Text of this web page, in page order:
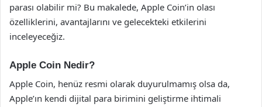
parası olabilir mi? Bu makalede, Apple Coin’in olası
özelliklerini, avantajlarını ve gelecekteki etkilerini
inceleyeceğiz.
Apple Coin Nedir?
Apple Coin, henüz resmi olarak duyurulmamış olsa da,
Apple’ın kendi dijital para birimini geliştirme ihtimali